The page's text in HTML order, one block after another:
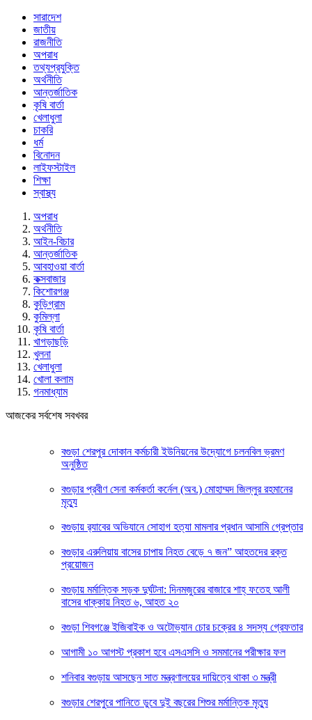
সারাদেশ
জাতীয়
রাজনীতি
অপরাধ
তথ্যপ্রযুক্তি
অর্থনীতি
আন্তর্জাতিক
কৃষি বার্তা
খেলাধুলা
চাকরি
ধর্ম
বিনোদন
লাইফস্টাইল
শিক্ষা
স্বাস্থ্য
অপরাধ
অর্থনীতি
আইন-বিচার
আন্তর্জাতিক
আবহাওয়া বার্তা
কক্সবাজার
কিশোরগঞ্জ
কুড়িগ্রাম
কুমিল্লা
কৃষি বার্তা
খাগড়াছড়ি
খুলনা
খেলাধুলা
খোলা কলাম
গনমাধ্যাম
আজকের সর্বশেষ সবখবর
বগুড়া শেরপুর দোকান কর্মচারী ইউনিয়নের উদ্যোগে চলনবিল ভ্রমণ
অনুষ্ঠিত
বগুড়ার প্রবীণ সেনা কর্মকর্তা কর্নেল (অব.) মোহাম্মদ জিল্লুর রহমানের
মৃত্যু
‎বগুড়ায় র‍্যাবের অভিযানে সোহাগ হত্যা মামলার প্রধান আসামি গ্রেপ্তার
বগুড়ার এরুলিয়ায় বাসের চাপায় নিহত বেড়ে ৭ জন” আহতদের রক্ত
প্রয়োজন
বগুড়ায় মর্মান্তিক সড়ক দুর্ঘটনা: দিনমজুরের বাজারে শাহ্ ফতেহ আলী
বাসের ধাক্কায় নিহত ৬, আহত ২০
বগুড়া শিবগঞ্জে ইজিবাইক ও অটোভ্যান চোর চক্রের ৪ সদস্য গ্রেফতার
আগামী ১০ আগস্ট প্রকাশ হবে এসএসসি ও সমমানের পরীক্ষার ফল
শনিবার বগুড়ায় আসছেন সাত মন্ত্রণালয়ের দায়িত্বে থাকা ৩ মন্ত্রী
বগুড়ার শেরপুরে পানিতে ডুবে দুই বছরের শিশুর মর্মান্তিক মৃত্যু